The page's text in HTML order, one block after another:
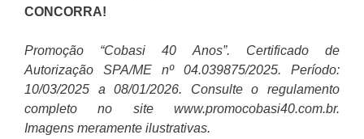
CONCORRA!
Promoção “Cobasi 40 Anos”. Certificado de
Autorização SPA/ME nº 04.039875/2025. Período:
10/03/2025 a 08/01/2026. Consulte o regulamento
completo no site www.promocobasi40.com.br.
Imagens meramente ilustrativas.